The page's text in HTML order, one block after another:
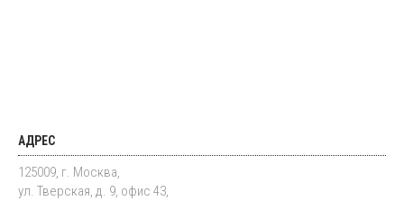
АДРЕС
125009, г. Москва,
ул. Тверская, д. 9, офис 43,